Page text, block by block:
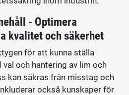
- Optimera
kvalitet och säkerhet
för att kunna ställa
och hantering av lim och
kan säkras från misstag och
också kunskaper för